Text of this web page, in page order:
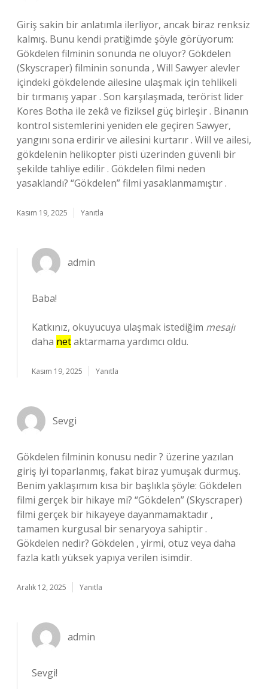
Giriş sakin bir anlatımla ilerliyor, ancak biraz renksiz
kalmış. Bunu kendi pratiğimde şöyle görüyorum:
Gökdelen filminin sonunda ne oluyor? Gökdelen
(Skyscraper) filminin sonunda , Will Sawyer alevler
içindeki gökdelende ailesine ulaşmak için tehlikeli
bir tırmanış yapar . Son karşılaşmada, terörist lider
Kores Botha ile zekâ ve fiziksel güç birleşir . Binanın
kontrol sistemlerini yeniden ele geçiren Sawyer,
yangını sona erdirir ve ailesini kurtarır . Will ve ailesi,
gökdelenin helikopter pisti üzerinden güvenli bir
şekilde tahliye edilir . Gökdelen filmi neden
yasaklandı? “Gökdelen” filmi yasaklanmamıştır .
Kasım 19, 2025 Yanıtla
admin
Baba!
Katkınız, okuyucuya ulaşmak istediğim mesajı
daha netaktarmama yardımcı oldu.
Kasım 19, 2025 Yanıtla
Sevgi
Gökdelen filminin konusu nedir ? üzerine yazılan
giriş iyi toparlanmış, fakat biraz yumuşak durmuş.
Benim yaklaşımım kısa bir başlıkla şöyle: Gökdelen
filmi gerçek bir hikaye mi? “Gökdelen” (Skyscraper)
filmi gerçek bir hikayeye dayanmamaktadır ,
tamamen kurgusal bir senaryoya sahiptir .
Gökdelen nedir? Gökdelen , yirmi, otuz veya daha
fazla katlı yüksek yapıya verilen isimdir.
Aralık 12, 2025 Yanıtla
admin
Sevgi!